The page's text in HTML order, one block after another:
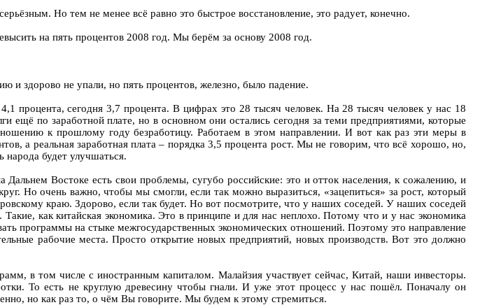
Но тем не менее всё равно это быстрое восстановление, это радует, конечно.
на пять процентов 2008 год. Мы берём за основу 2008 год.
и здорово не упали, но пять процентов, железно, было падение.
процента, сегодня 3,7 процента. В цифрах это 28 тысяч человек. На 28 тысяч человек у нас 18
ещё по заработной плате, но в основном они остались сегодня за теми предприятиями, которые
к прошлому году безработицу. Работаем в этом направлении. И вот как раз эти меры в
а реальная заработная плата – порядка 3,5 процента рост. Мы не говорим, что всё хорошо, но,
будет улучшаться.
Востоке есть свои проблемы, сугубо российские: это и отток населения, к сожалению, и
Но очень важно, чтобы мы смогли, если так можно выразиться, «зацепиться» за рост, который
краю. Здорово, если так будет. Но вот посмотрите, что у наших соседей. У наших соседей
как китайская экономика. Это в принципе и для нас неплохо. Потому что и у нас экономика
программы на стыке межгосударственных экономических отношений. Поэтому это направление
рабочие места. Просто открытие новых предприятий, новых производств. Вот это должно
в том числе с иностранным капиталом. Малайзия участвует сейчас, Китай, наши инвесторы.
То есть не круглую древесину чтобы гнали. И уже этот процесс у нас пошёл. Поначалу он
но как раз то, о чём Вы говорите. Мы будем к этому стремиться.